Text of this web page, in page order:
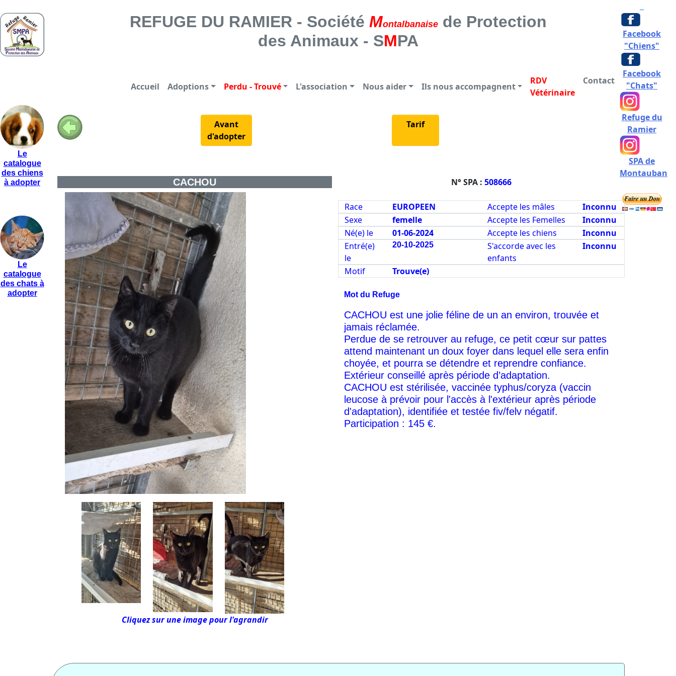
Le
catalogue
des chiens
à adopter
Le
catalogue
des chats à
adopter
REFUGE DU RAMIER - SOCIETE MONTALBANAISE DE PROTECTION DES ANIMAUX
Facebook
"Chiens"
Facebook
"Chats"
Refuge du
Ramier
SPA de
Montauban
REFUGE DU RAMIER - Société Montalbanaisede Protection
des Animaux - SMPA
Accueil Adoptions Perdu - Trouvé L'association Nous aider Ils nous accompagnent
RDV
Vétérinaire
Contact
Avant
d'adopter
Tarif
CACHOU
Cliquez sur une image pour l'agrandir
N° SPA : 508666
Race EUROPEEN Accepte les mâles
Inconnu
Sexe
femelle Accepte les Femelles
Inconnu
Né(e) le
01-06-2024 Accepte les chiens
Inconnu
Entré(e)
le
20-10-2025
S'accorde avec les
enfants
Inconnu
Motif Trouve(e)
Mot du Refuge
CACHOU est une jolie féline de un an environ, trouvée et
jamais réclamée.
Perdue de se retrouver au refuge, ce petit cœur sur pattes
attend maintenant un doux foyer dans lequel elle sera enfin
choyée, et pourra se détendre et reprendre confiance.
Extérieur conseillé après période d’adaptation.
CACHOU est stérilisée, vaccinée typhus/coryza (vaccin
leucose à prévoir pour l'accès à l'extérieur après période
d'adaptation), identifiée et testée fiv/felv négatif.
Participation : 145 €.